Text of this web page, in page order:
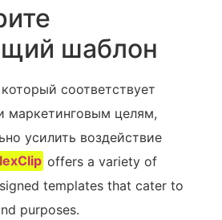
шаблон
соответствует
маркетинговым целям,
усилить воздействие
offers a variety of
templates that cater to
purposes.